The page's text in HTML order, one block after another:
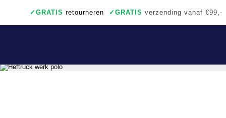
✓ GRATIS retourneren ✓ GRATIS verzending vanaf €99,-